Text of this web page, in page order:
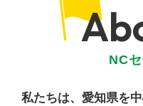
NC
私たちは、愛知県を